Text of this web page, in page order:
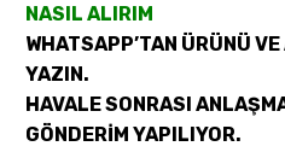
NASIL ALIRIM
WHATSAPP’TAN ÜRÜNÜ
YAZIN.
HAVALE SONRASI
GÖNDERİM YAPILIYOR.